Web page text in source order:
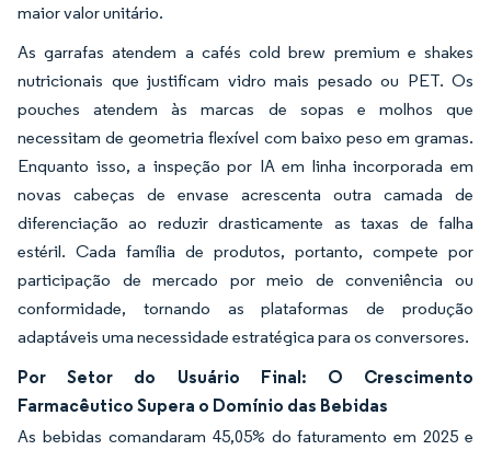
maior valor unitário.
As garrafas atendem a cafés cold brew premium e shakes
nutricionais que justificam vidro mais pesado ou PET. Os
pouches atendem às marcas de sopas e molhos que
necessitam de geometria flexível com baixo peso em gramas.
Enquanto isso, a inspeção por IA em linha incorporada em
novas cabeças de envase acrescenta outra camada de
diferenciação ao reduzir drasticamente as taxas de falha
estéril. Cada família de produtos, portanto, compete por
participação de mercado por meio de conveniência ou
conformidade, tornando as plataformas de produção
adaptáveis uma necessidade estratégica para os conversores.
Por Setor do Usuário Final: O Crescimento
Farmacêutico Supera o Domínio das Bebidas
As bebidas comandaram 45,05% do faturamento em 2025 e